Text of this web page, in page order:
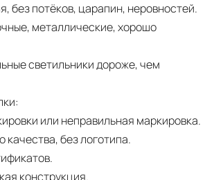
без потёков, царапин, неровностей.
металлические, хорошо
светильники дороже, чем
или неправильная маркировка.
качества, без логотипа.
конструкция.